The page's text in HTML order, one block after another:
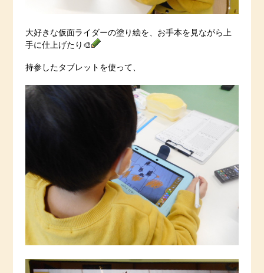
大好きな仮面ライダーの塗り絵を、お手本を見ながら上
手に仕上げたり🎨
持参したタブレットを使って、